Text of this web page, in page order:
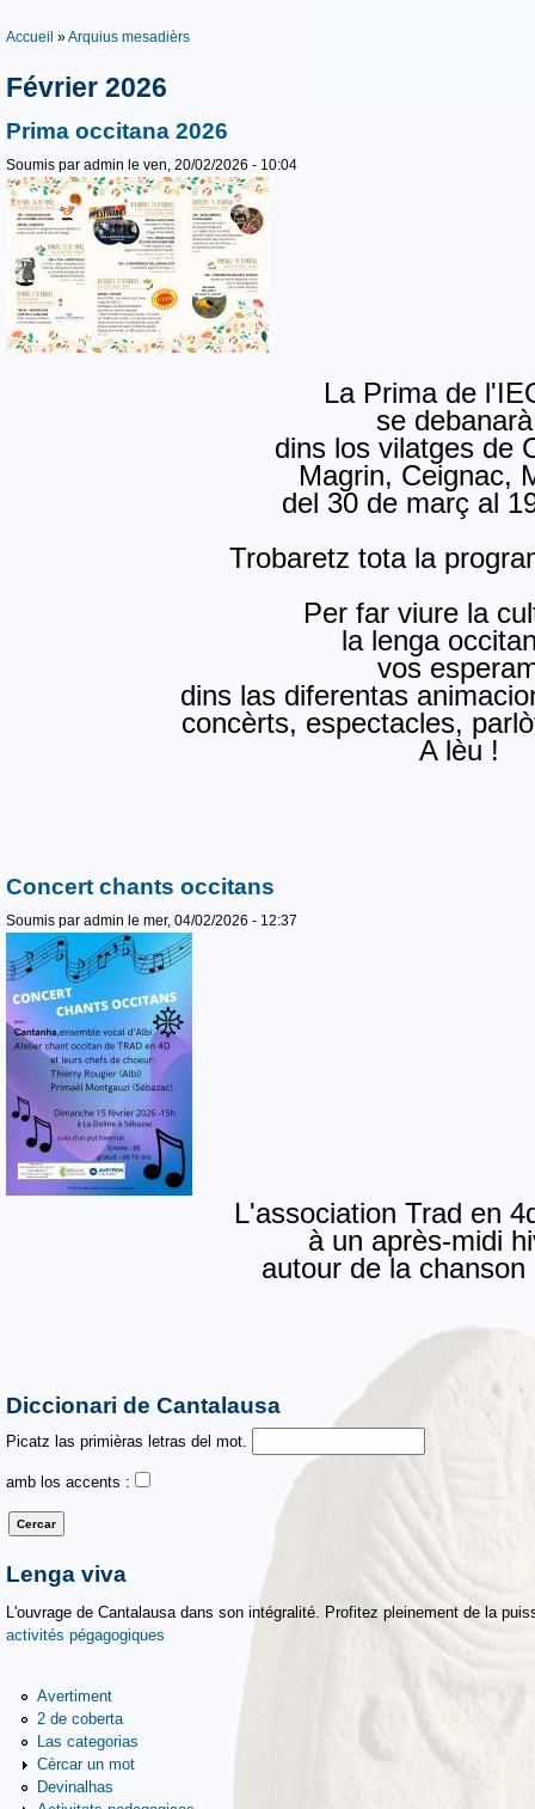
Vous êtes ici
Accueil »Arquius mesadièrs
Février 2026
Prima occitana 2026
Soumis par admin le ven, 20/02/2026 - 10:04
La Prima de
se
dins los vilatges de
Magrin, Ceignac,
del 30 de març al
Trobaretz tota la
Per far viure la
la lenga
vos
dins las diferentas
concèrts, espectacles,
A lèu !
Concert chants occitans
Soumis par admin le mer, 04/02/2026 - 12:37
L'association Trad en
à un après-midi
autour de la
Diccionari de Cantalausa
Picatz las primièras letras del mot.
amb los accents :
Lenga viva
L'ouvrage de Cantalausa dans son intégralité. Profitez pleinement de la
activités pégagogiques
Avertiment
2 de coberta
Las categorias
Cèrcar un mot
Devinalhas